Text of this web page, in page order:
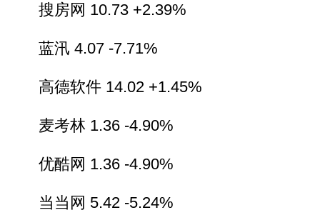
搜房网 10.73 +2.39%
蓝汛 4.07 -7.71%
高德软件 14.02 +1.45%
麦考林 1.36 -4.90%
优酷网 1.36 -4.90%
当当网 5.42 -5.24%